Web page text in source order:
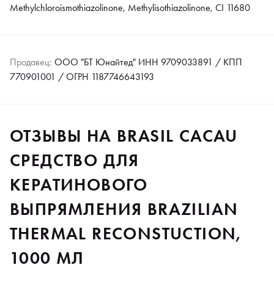
Methylchloroismothiazolinone, Methylisothiazolinone, CI 11680
Продавец: ООО "БТ Юнайтед" ИНН 9709033891 / КПП
770901001 / ОГРН 1187746643193
ОТЗЫВЫ НА BRASIL CACAU
СРЕДСТВО ДЛЯ
КЕРАТИНОВОГО
ВЫПРЯМЛЕНИЯ BRAZILIAN
THERMAL RECONSTUCTION,
1000 МЛ